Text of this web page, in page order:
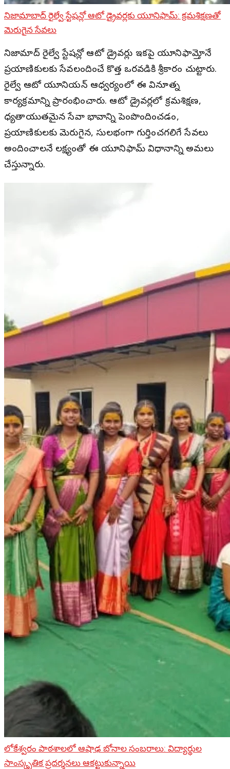
నిజామాబాద్ రైల్వే స్టేషన్లో ఆటో డ్రైవర్లకు యూనిఫామ్: క్రమశిక్షణతో
మెరుగైన సేవలు
నిజామాబాద్ రైల్వే స్టేషన్లో ఆటో డ్రైవర్లు ఇకపై యూనిఫామ్తోనే
ప్రయాణికులకు సేవలందించే కొత్త ఒరవడికి శ్రీకారం చుట్టారు.
రైల్వే ఆటో యూనియన్ ఆధ్వర్యంలో ఈ వినూత్న
కార్యక్రమాన్ని ప్రారంభించారు. ఆటో డ్రైవర్లలో క్రమశిక్షణ,
బాధ్యతాయుతమైన సేవా భావాన్ని పెంపొందించడం,
ప్రయాణికులకు మెరుగైన, సులభంగా గుర్తించగలిగే సేవలు
అందించాలనే లక్ష్యంతో ఈ యూనిఫామ్ విధానాన్ని అమలు
చేస్తున్నారు.
లోకేశ్వరం పాఠశాలలో ఆషాఢ బోనాల సంబరాలు: విద్యార్థుల
సాంస్కృతిక ప్రదర్శనలు ఆకట్టుకున్నాయి